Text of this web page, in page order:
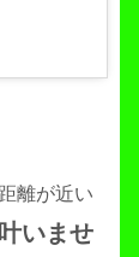
離が近い
いませ